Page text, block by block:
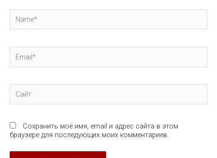
Сохранить моё имя, email и адрес сайта в этом
браузере для последующих моих комментариев.